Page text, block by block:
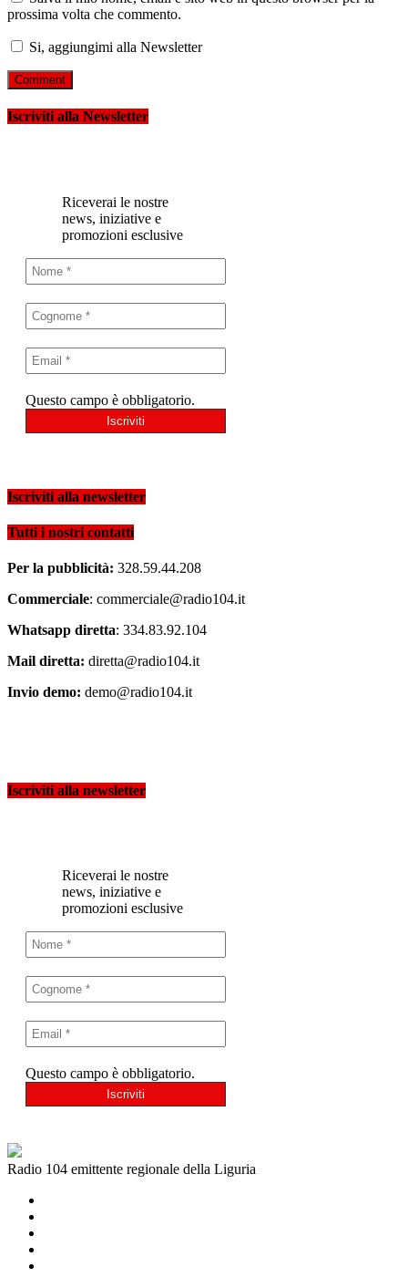
prossima volta che commento.
Si, aggiungimi alla Newsletter
Iscriviti alla Newsletter
Riceverai le nostre
news, iniziative e
promozioni esclusive
Questo campo è obbligatorio.
Iscriviti alla newsletter
Tutti i nostri contatti
Per la pubblicità: 328.59.44.208
Commerciale: commerciale@radio104.it
Whatsapp diretta: 334.83.92.104
Mail diretta: diretta@radio104.it
Invio demo: demo@radio104.it
Iscriviti alla newsletter
Riceverai le nostre
news, iniziative e
promozioni esclusive
Questo campo è obbligatorio.
Radio 104 emittente regionale della Liguria